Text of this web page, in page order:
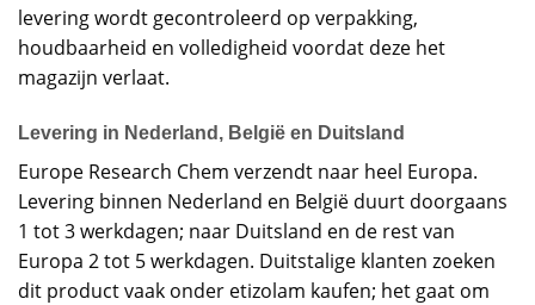
levering wordt gecontroleerd op verpakking,
houdbaarheid en volledigheid voordat deze het
magazijn verlaat.
Levering in Nederland, België en Duitsland
Europe Research Chem verzendt naar heel Europa.
Levering binnen Nederland en België duurt doorgaans
1 tot 3 werkdagen; naar Duitsland en de rest van
Europa 2 tot 5 werkdagen. Duitstalige klanten zoeken
dit product vaak onder etizolam kaufen; het gaat om